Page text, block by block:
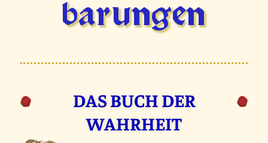
barungen
DAS BUCH DER
WAHRHEIT